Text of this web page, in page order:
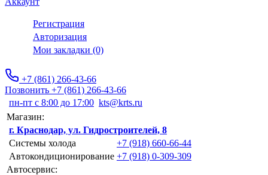
Регистрация
Авторизация
Мои закладки (0)
+7 (861) 266-43-66
Позвонить +7 (861) 266-43-66
пн-пт с 8:00 до 17:00 kts@krts.ru
Магазин:
г. Краснодар, ул. Гидростроителей, 8
Системы холода
+7 (918) 660-66-44
Автокондиционирование +7 (918) 0-309-309
Автосервис: